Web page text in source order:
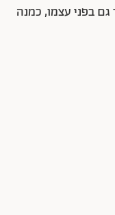
בפני עצמו, כמנה